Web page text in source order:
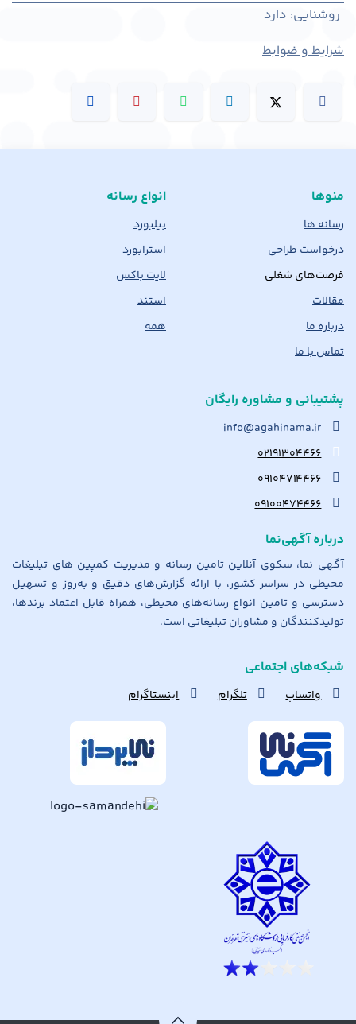
روشنایی: دارد
شرایط و ضوابط
منوها
رسانه ها
درخواست طراحی
فرصت‌های شغلی
مقالات
درباره ما
تماس با ما
انواع رسانه
بیلبورد
استرابورد
لایت باکس
استند
همه
پشتیبانی و مشاوره رایگان
info@agahinama.ir
۰۲۱۹۱۳۰۴۴۶۶
۰۹۱۰۴۷۱۴۴۶۶
۰۹۱۰۰۴۷۴۴۶۶
درباره آگهی‌نما
آگهی نما، سکوی آنلاین تامین رسانه و مدیریت کمپین های تبلیغات
محیطی در سراسر کشور، با ارائه گزارش‌های دقیق و به‌روز و تسهیل
دسترسی و تامین انواع رسانه‌های محیطی، همراه قابل اعتماد برندها،
تولیدکنندگان و مشاوران تبلیغاتی است.
شبکه‌های اجتماعی
واتساپ تلگرام اینستاگرام